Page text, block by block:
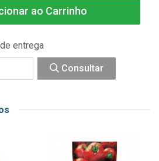
ao Carrinho
entrega
Consultar